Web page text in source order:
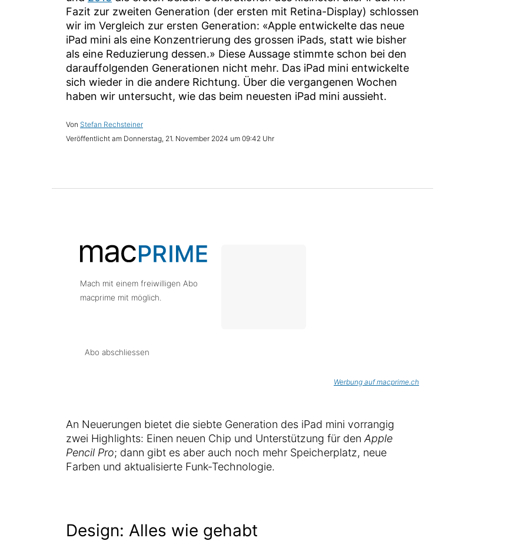
Fazit zur zweiten Generation (der ersten mit Retina-Display) schlossen
wir im Vergleich zur ersten Generation: «Apple entwickelte das neue
iPad mini als eine Konzentrierung des grossen iPads, statt wie bisher
als eine Reduzierung dessen.» Diese Aussage stimmte schon bei den
darauffolgenden Generationen nicht mehr. Das iPad mini entwickelte
sich wieder in die andere Richtung. Über die vergangenen Wochen
haben wir untersucht, wie das beim neuesten iPad mini aussieht.
Stefan Rechsteiner
Donnerstag, 21. November 2024 um 09:42 Uhr
Mach mit einem freiwilligen Abo
macprime mit möglich.
Abo abschliessen
Werbung auf macprime.ch
An Neuerungen bietet die siebte Generation des iPad mini vorrangig
zwei Highlights: Einen neuen Chip und Unterstützung für den Apple
Pencil Pro; dann gibt es aber auch noch mehr Speicherplatz, neue
Farben und aktualisierte Funk-Technologie.
Design: Alles wie gehabt